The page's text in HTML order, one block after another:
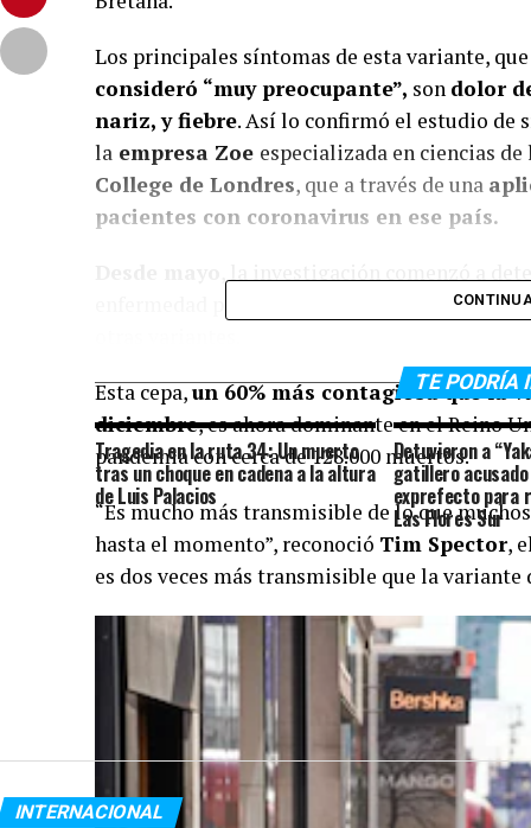
Los principales síntomas de esta variante,
consideró “muy preocupante”, son dolor
nariz, y fiebre. Así lo confirmó el estudio de
la empresa Zoe especializada en ciencias
College de Londres, que a través de una
pacientes con coronavirus en ese país.
enfermedad padecían síntomas diferentes a
Esta cepa,un 60% más contagiosa que la
diciembre, es ahora dominante en el Reino
pandemia con cerca de 128.000 muertos.
“Es mucho más transmisible de lo que
hasta el momento”, reconoció Tim Spector,
es dos veces más transmisible que la
TE PODRÍA
Tragedia en la ruta 34: Un muerto
tras un choque en cadena a la altura
de Luis Palacios
Detuvieron a
gatillero
exprefecto para
Las Flores Sur
INTERNACIONAL